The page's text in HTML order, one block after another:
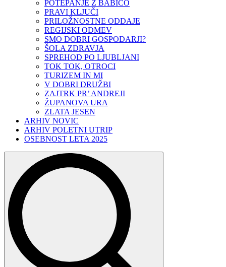
POTEPANJE Z BABICO
PRAVI KLJUČI
PRILOŽNOSTNE ODDAJE
REGIJSKI ODMEV
SMO DOBRI GOSPODARJI?
ŠOLA ZDRAVJA
SPREHOD PO LJUBLJANI
TOK TOK, OTROCI
TURIZEM IN MI
V DOBRI DRUŽBI
ZAJTRK PR’ ANDREJI
ŽUPANOVA URA
ZLATA JESEN
ARHIV NOVIC
ARHIV POLETNI UTRIP
OSEBNOST LETA 2025